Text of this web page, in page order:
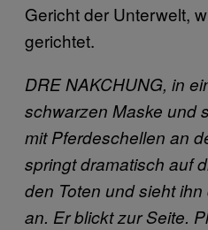
Gericht der Unterwelt,
gerichtet.
DRE NAKCHUNG, in
schwarzen Maske und
mit Pferdeschellen an
springt dramatisch auf
den Toten und sieht
an. Er blickt zur Seite.